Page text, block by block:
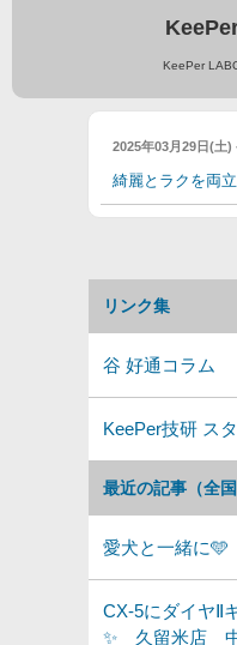
KeePer
2025年03月29日(土)
綺麗とラクを両
最近の記事（全国
愛犬と一緒に
CX-5にダイヤⅡ
✨️ 久留米店
リンク集
谷 好通コラム
KeePer技研 ス